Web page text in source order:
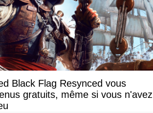
Black Flag Resynced vous
gratuits, même si vous n'avez